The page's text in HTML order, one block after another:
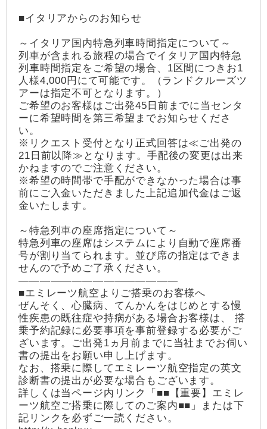
■イタリアからのお知らせ
～イタリア国内特急列車時間指定について～
列車が含まれる旅程の場合でイタリア国内特急
列車時間指定をご希望の場合、1区間につきお1
人様4,000円にて可能です。（ランドクルーズツ
アーは指定不可となります。）
ご希望のお客様はご出発45日前までに当センタ
ーに希望時間を第三希望までお知らせくださ
い。
※リクエスト受付となり正式回答は≪ご出発の
21日前以降≫となります。手配後の変更は出来
かねますのでご注意ください。
※希望の時間帯で手配ができなかった場合は事
前にご入金いただきました上記追加代金はご返
金いたします。
～特急列車の座席指定について～
特急列車の座席はシステムにより自動で座席番
号が割り当てられます。並び席の指定はできま
せんので予めご了承ください。
―――――――――――――――
■エミレーツ航空よりご搭乗のお客様へ
ぜんそく、心臓病、てんかんをはじめとする慢
性疾患の既往症や持病がある場合お客様は、 搭
乗予約記録に必要事項を事前登録する必要がご
ざいます。ご出発1ヵ月前までに当社までお伺い
書の提出をお願い申し上げます。
なお、搭乗に際してエミレーツ航空指定の英文
診断書の提出が必要な場合もございます。
詳しくは当ページ内リンク「■■【重要】エミレ
ーツ航空ご搭乗に際してのご案内■■」または下
記リンクを必ずご一読ください。